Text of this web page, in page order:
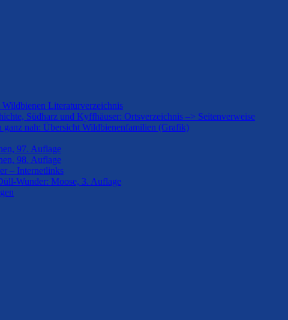
Literaturverzeichnis
Südharz und Kyffhäuser: Ortsverzeichnis –> Seitenverweise
ganz nah: Übersicht Wildbienenfamilien (Grafik)
97. Auflage
98. Auflage
– Internetlinks
Wunder: Moose, 3. Auflage